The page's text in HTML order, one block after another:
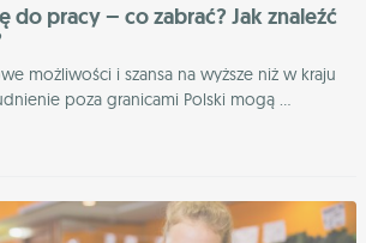
do pracy – co zabrać? Jak znaleźć
możliwości i szansa na wyższe niż w kraju
poza granicami Polski mogą ...